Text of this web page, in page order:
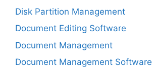
Disk Partition Management
Document Editing Software
Document Management
Document Management Software